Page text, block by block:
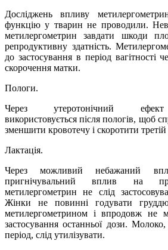
Досліджень впливу
функцію у тварин не проводили.
метилергометрин завдати шкоди
репродуктивну здатність.
до застосування в період вагітності
скорочення матки.
Пологи.
Через утеротонічний ефект
використовується після пологів, щоб
зменшити кровотечу і скоротити третій
Лактація.
Через можливий небажаний
пригнічувальний вплив на
метилергометрин не слід
Жінки не повинні годувати
метилергометрином і впродовж не
застосування останньої дози.
період, слід утилізувати.